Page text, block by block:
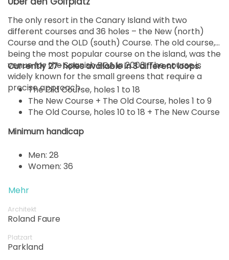
The only resort in the Canary Island with two
different courses and 36 holes – the New (north)
Course and the OLD (south) Course. The old course,
being the most popular course on the island, was the
venue for the Spanish PGA in 2006. The course is
widely known for the small greens that require a
precise approach.
Currently 27-holes available in 3 different loops.
The Old Course, holes 1 to 18
The New Course + The Old Course, holes 1 to 9
The Old Course, holes 10 to 18 + The New Course
Minimum handicap
Men: 28
Women: 36
Mehr
Architekt
Roland Faure
Platzart
Parkland